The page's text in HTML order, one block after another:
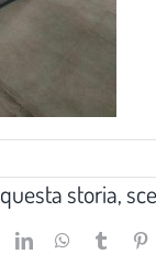
storia,
LinkedInWhatsApp
Tumblr